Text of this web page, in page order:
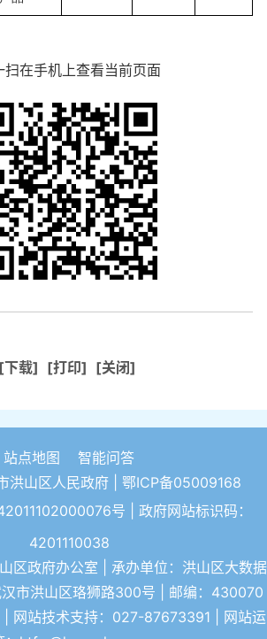
扫在手机上查看当前页面
[下载] [打印] [关闭]
站点地图
智能问答
洪山区人民政府 | 鄂ICP备05009168
号 | 政府网站标识码：
4201110038
区政府办公室 | 承办单位：洪山区大数据
市洪山区珞狮路300号 | 邮编：430070
| 网站技术支持：027-87673391 | 网站运